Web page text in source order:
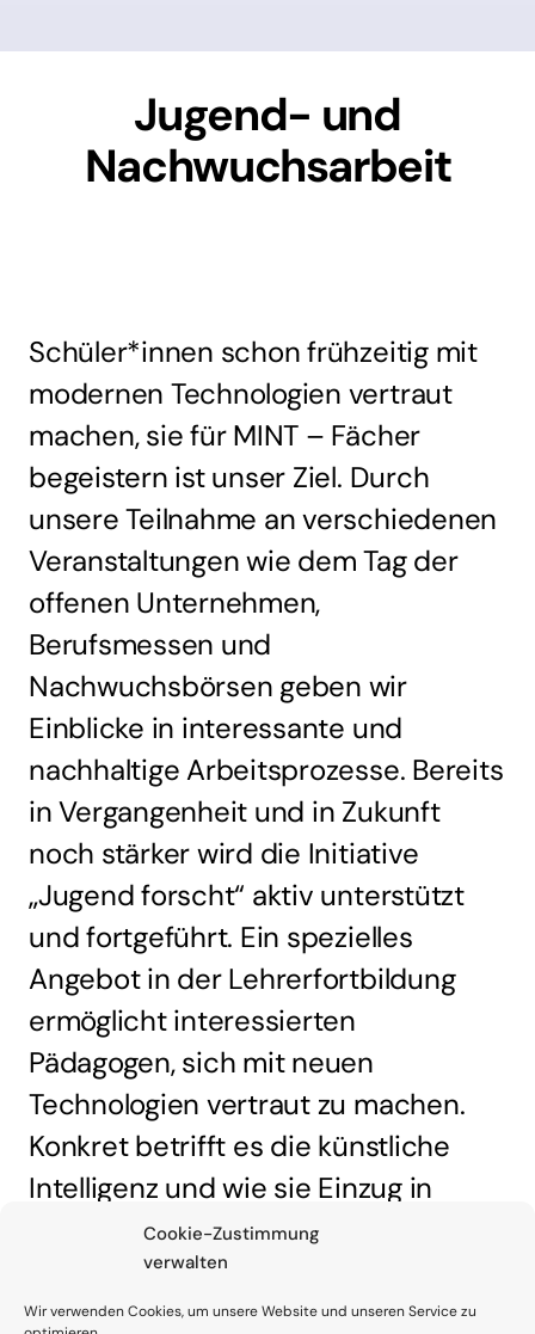
Cookie-Zustimmung
verwalten
Wir verwenden Cookies, um unsere Website und unseren Service zu
Jugend- und
Nachwuchsarbeit
Schüler*innen schon frühzeitig mit
modernen Technologien vertraut
machen, sie für MINT – Fächer
begeistern ist unser Ziel. Durch
unsere Teilnahme an verschiedenen
Veranstaltungen wie dem Tag der
offenen Unternehmen,
Berufsmessen und
Nachwuchsbörsen geben wir
Einblicke in interessante und
nachhaltige Arbeitsprozesse. Bereits
in Vergangenheit und in Zukunft
noch stärker wird die Initiative
„Jugend forscht“ aktiv unterstützt
und fortgeführt. Ein spezielles
Angebot in der Lehrerfortbildung
ermöglicht interessierten
Pädagogen, sich mit neuen
Technologien vertraut zu machen.
Konkret betrifft es die künstliche
Intelligenz und wie sie Einzug in
unser Leben hält, der Einsatz
gewerblicher Drohnen und der
Nutzen moderner 5G-Technologie